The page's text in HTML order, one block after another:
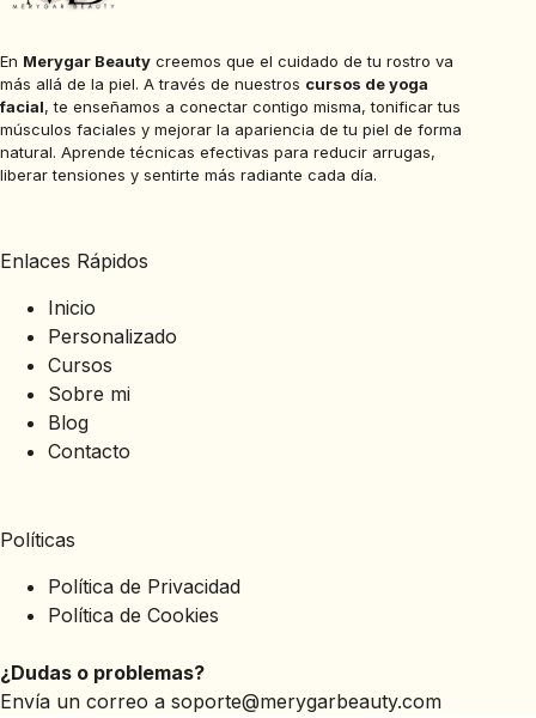
En Merygar Beauty creemos que el cuidado de tu rostro va
más allá de la piel. A través de nuestros cursos de yoga
facial, te enseñamos a conectar contigo misma, tonificar tus
músculos faciales y mejorar la apariencia de tu piel de forma
natural. Aprende técnicas efectivas para reducir arrugas,
liberar tensiones y sentirte más radiante cada día.
Enlaces Rápidos
Inicio
Personalizado
Cursos
Sobre mi
Blog
Contacto
Políticas
Política de Privacidad
Política de Cookies
¿Dudas o problemas?
Envía un correo a soporte@merygarbeauty.com